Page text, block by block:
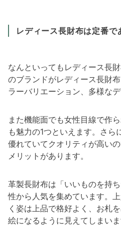
レディース長財布は定番で
なんといってもレディース長
のブランドがレディース長財
ラーバリエーション、多様な
また機能面でも女性目線で作
も魅力の1つといえます。さら
優れていてクオリティが高い
メリットがあります。
革製長財布は「いいものを持
性から人気を集めています。
く姿は上品で格好よく、お札
絵になるように見えてしまいま